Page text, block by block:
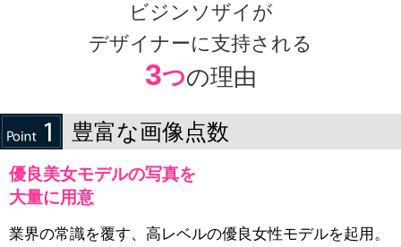
ビジンソザイが
デザイナーに支持される
3つの理由
豊富な画像点数
優良美女モデルの写真を
大量に用意
業界の常識を覆す、高レベルの優良女性モデルを起用。